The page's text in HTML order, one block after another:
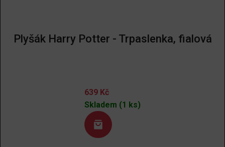
Plyšák Harry Potter - Trpaslenka, fialová
639 Kč
Skladem (1 ks)